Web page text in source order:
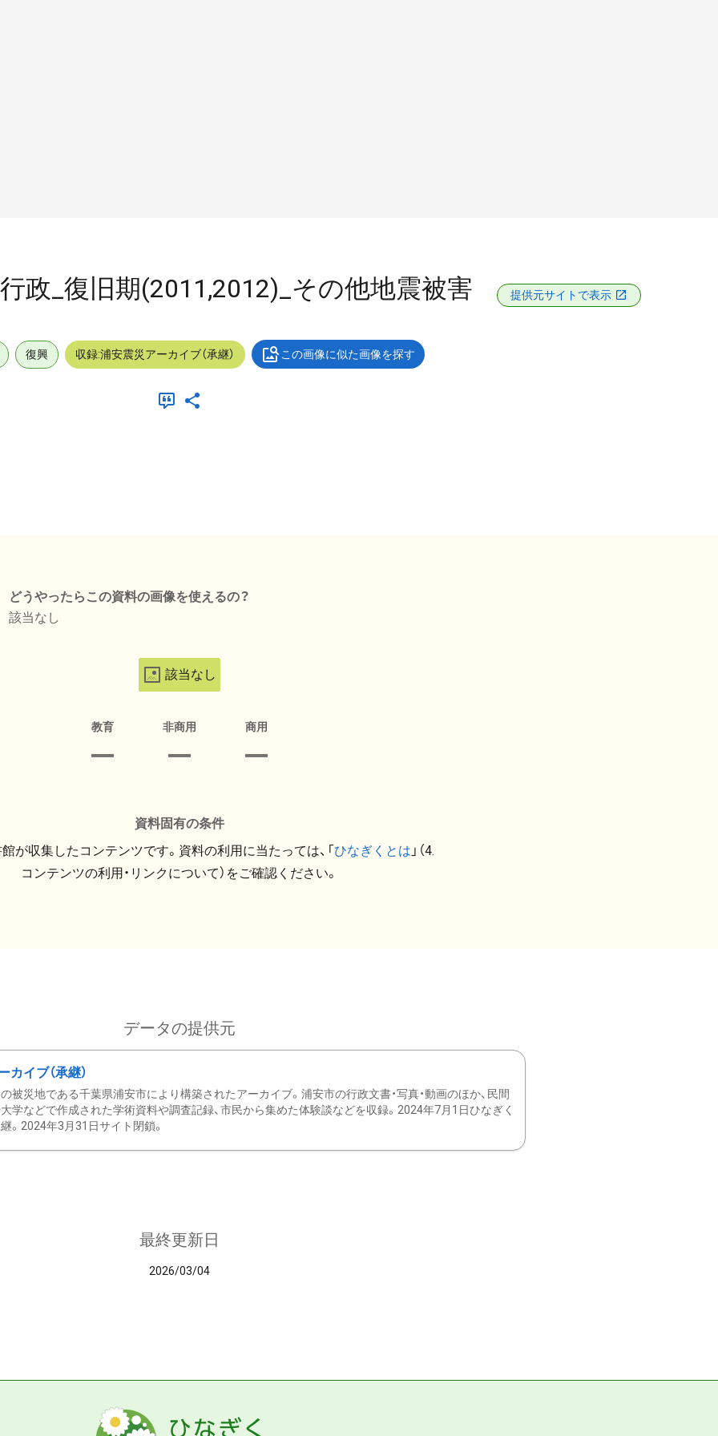
政_復旧期(2011,2012)_その他地震被害 提供元サイトで表示
復興 収録:浦安震災アーカイブ（承継） この画像に似た画像を探す
どうやったらこの資料の画像を使えるの？
該当なし
該当なし
教育 非商用 商用
資料固有の条件
が収集したコンテンツです。資料の利用に当たっては、「ひなぎくとは 」（4.
コンテンツの利用・リンクについて）をご確認ください。
データの提供元
イブ（承継）
被災地である千葉県浦安市により構築されたアーカイブ。浦安市の行政文書・写真・動画のほか、民間
学などで作成された学術資料や調査記録、市民から集めた体験談などを収録。2024年7月1日ひなぎく
。2024年3月31日サイト閉鎖。
最終更新日
2026/03/04